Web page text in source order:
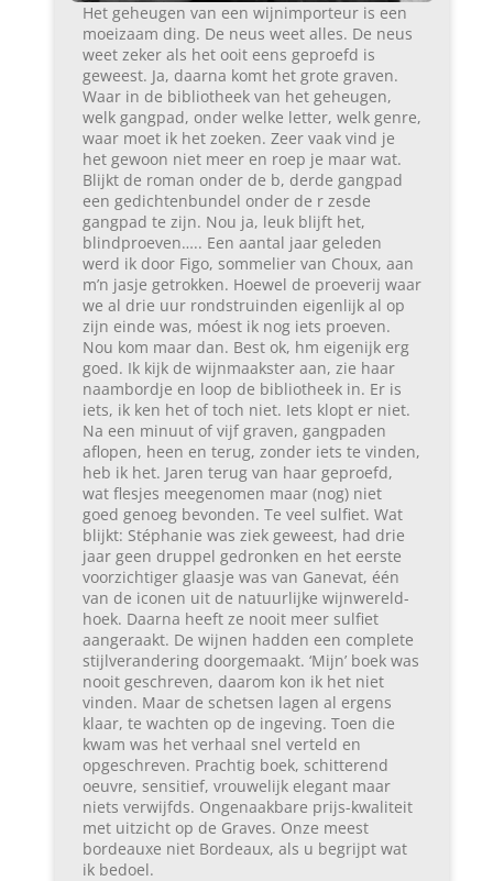
Het geheugen van een wijnimporteur is een
moeizaam ding. De neus weet alles. De neus
weet zeker als het ooit eens geproefd is
geweest. Ja, daarna komt het grote graven.
Waar in de bibliotheek van het geheugen,
welk gangpad, onder welke letter, welk genre,
waar moet ik het zoeken. Zeer vaak vind je
het gewoon niet meer en roep je maar wat.
Blijkt de roman onder de b, derde gangpad
een gedichtenbundel onder de r zesde
gangpad te zijn. Nou ja, leuk blijft het,
blindproeven….. Een aantal jaar geleden
werd ik door Figo, sommelier van Choux, aan
m’n jasje getrokken. Hoewel de proeverij waar
we al drie uur rondstruinden eigenlijk al op
zijn einde was, móest ik nog iets proeven.
Nou kom maar dan. Best ok, hm eigenijk erg
goed. Ik kijk de wijnmaakster aan, zie haar
naambordje en loop de bibliotheek in. Er is
iets, ik ken het of toch niet. Iets klopt er niet.
Na een minuut of vijf graven, gangpaden
aflopen, heen en terug, zonder iets te vinden,
heb ik het. Jaren terug van haar geproefd,
wat flesjes meegenomen maar (nog) niet
goed genoeg bevonden. Te veel sulfiet. Wat
blijkt: Stéphanie was ziek geweest, had drie
jaar geen druppel gedronken en het eerste
voorzichtiger glaasje was van Ganevat, één
van de iconen uit de natuurlijke wijnwereld-
hoek. Daarna heeft ze nooit meer sulfiet
aangeraakt. De wijnen hadden een complete
stijlverandering doorgemaakt. ‘Mijn’ boek was
nooit geschreven, daarom kon ik het niet
vinden. Maar de schetsen lagen al ergens
klaar, te wachten op de ingeving. Toen die
kwam was het verhaal snel verteld en
opgeschreven. Prachtig boek, schitterend
oeuvre, sensitief, vrouwelijk elegant maar
niets verwijfds. Ongenaakbare prijs-kwaliteit
met uitzicht op de Graves. Onze meest
bordeauxe niet Bordeaux, als u begrijpt wat
ik bedoel.